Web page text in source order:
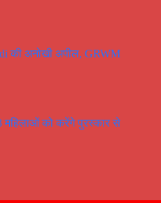
की अनोखी अपील, GRWM
महिलाओं को करेंगे पुरस्कार से